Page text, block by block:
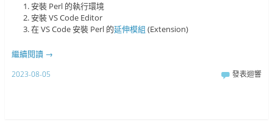
安裝 Perl 的執行環境
安裝 VS Code Editor
在 VS Code 安裝 Perl 的延伸模組 (Extension)
繼續閱讀 →
2023-08-05 發表迴響